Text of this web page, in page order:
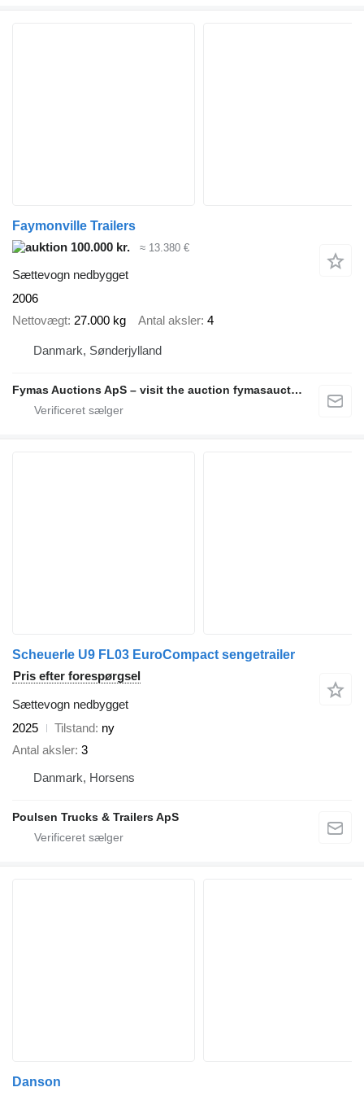
Faymonville Trailers
100.000 kr.
≈ 13.380 €
Sættevogn nedbygget
2006
Nettovægt 27.000 kg Antal aksler 4
Danmark, Sønderjylland
Fymas Auctions ApS – visit the auction fymasauctions.dk
Scheuerle U9 FL03 EuroCompact sengetrailer
Pris efter forespørgsel
Sættevogn nedbygget
2025
Tilstand ny
Antal aksler 3
Danmark, Horsens
Poulsen Trucks & Trailers ApS
Danson